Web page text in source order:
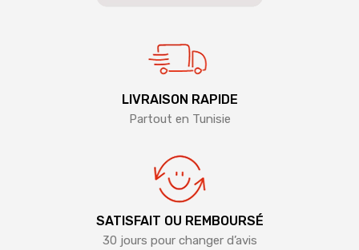
LIVRAISON RAPIDE
Partout en Tunisie
SATISFAIT OU REMBOURSÉ
30 jours pour changer d’avis